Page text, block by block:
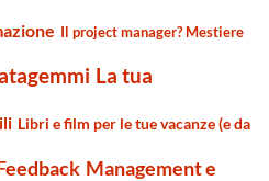
Il project manager? Mestiere
La tua
Libri e film per le tue vacanze (e da
Management e